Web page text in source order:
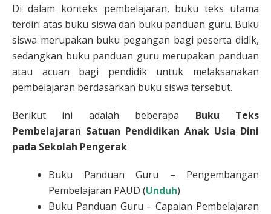
Di dalam konteks pembelajaran, buku teks utama
terdiri atas buku siswa dan buku panduan guru. Buku
siswa merupakan buku pegangan bagi peserta didik,
sedangkan buku panduan guru merupakan panduan
atau acuan bagi pendidik untuk melaksanakan
pembelajaran berdasarkan buku siswa tersebut.
Berikut ini adalah beberapa Buku Teks
Pembelajaran Satuan Pendidikan Anak Usia Dini
pada Sekolah Pengerak
Buku Panduan Guru – Pengembangan
Pembelajaran PAUD (Unduh)
Buku Panduan Guru – Capaian Pembelajaran